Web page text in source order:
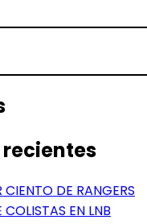
CIENTO DE RANGERS
COLISTAS EN LNB